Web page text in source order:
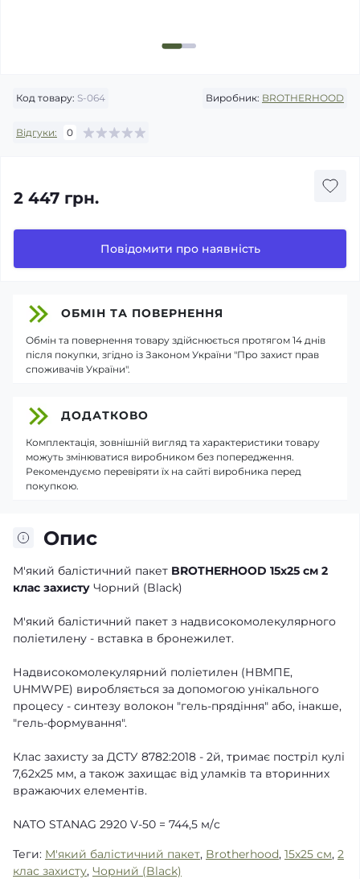
Код товару: S-064 Виробник: BROTHERHOOD
Відгуки: 0
2 447 грн.
Повідомити про наявність
Опис
М'який балістичний пакет BROTHERHOOD 15x25 см 2
клас захисту Чорний (Black)
М'який балістичний пакет з надвисокомолекулярного
поліетилену - вставка в бронежилет.
Надвисокомолекулярний поліетилен (НВМПЕ,
UHMWPE) виробляється за допомогою унікального
процесу - синтезу волокон "гель-прядіння" або, інакше,
"гель-формування".
Клас захисту за ДСТУ 8782:2018 - 2й, тримає постріл кулі
7,62х25 мм, а також захищає від уламків та вторинних
вражаючих елементів.
NATO STANAG 2920 V-50 = 744,5 м/с
Теги: М'який балістичний пакет, Brotherhood, 15x25 см, 2
клас захисту, Чорний (Black)
ОБМІН ТА ПОВЕРНЕННЯ
Обмін та повернення товару здійснюється протягом 14 днів
після покупки, згідно із Законом України "Про захист прав
споживачів України".
ДОДАТКОВО
Комплектація, зовнішній вигляд та характеристики товару
можуть змінюватися виробником без попередження.
Рекомендуємо перевіряти їх на сайті виробника перед
покупкою.